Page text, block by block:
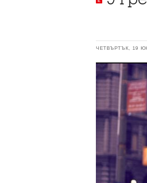
ЧЕТВЪРТЪК, 19